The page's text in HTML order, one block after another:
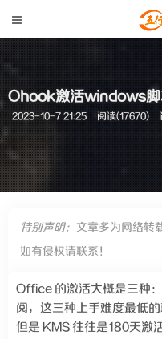
Ohook激活windows脚
2023-10-7 21:25 阅读(17670)
特别声明： 文章多为网络转
如有侵权请联系！
Office 的激活大概是三种
阅，这三种上手难度最低
但是 KMS 往往是180天激